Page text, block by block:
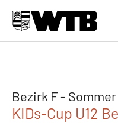
Bezirk F -
KIDs-Cup U12